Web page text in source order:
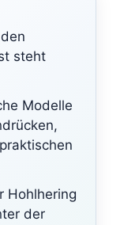
steht
Modelle
Hohlhering
der